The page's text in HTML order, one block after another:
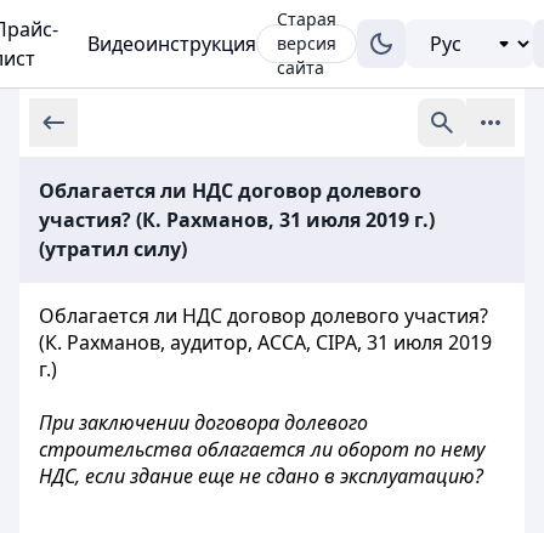
Видеоинструкция
Старая
версия
сайта
Облагается ли НДС договор долевого
участия? (К. Рахманов, 31 июля 2019 г.)
(утратил силу)
Облагается ли НДС договор долевого участия?
(К. Рахманов, аудитор, ACCA, CIPA, 31 июля 2019
г.)
При заключении договора долевого
строительства облагается ли оборот по нему
НДС, если здание еще не сдано в эксплуатацию?